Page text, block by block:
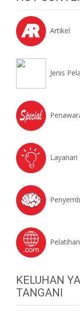
Artikel
Jenis
KELUHAN
TANGANI